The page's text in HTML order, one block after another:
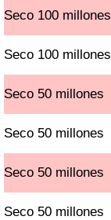
Seco 100 millones
Seco 100 millones
Seco 50 millones
Seco 50 millones
Seco 50 millones
Seco 50 millones